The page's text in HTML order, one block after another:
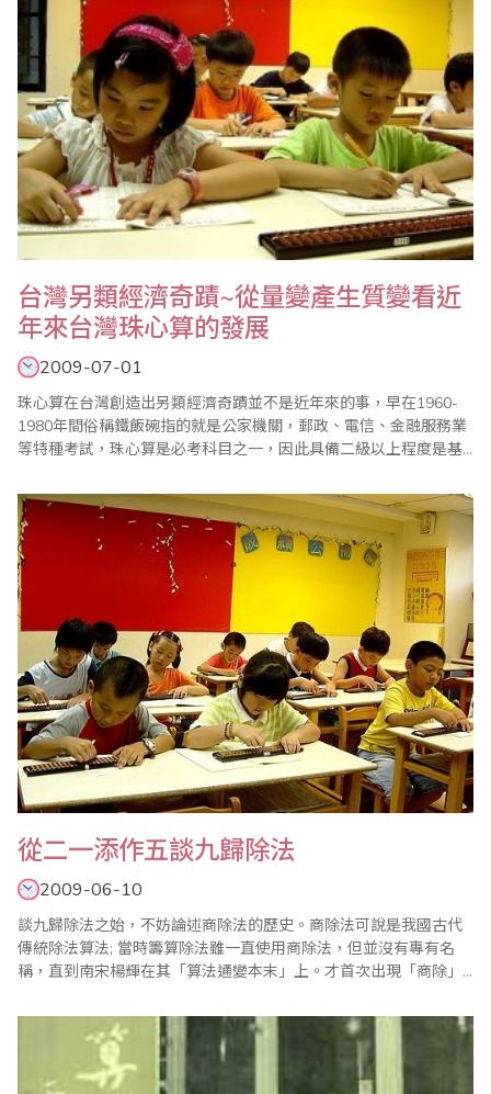
台灣另類經濟奇蹟~從量變產生質變看近
年來台灣珠心算的發展
2009-07-01
珠心算在台灣創造出另類經濟奇蹟並不是近年來的事，早在1960-
1980年間俗稱鐵飯碗指的就是公家機關，郵政、電信、金融服務業
等特種考試，珠心算是必考科目之一，因此具備二級以上程度是基
下的廣告詞可見一斑： 學習心算的好處→☆增強記憶力、注意力、
創造力☆加強數學理解力☆增強算數加減乘除計算能力與自信心☆
藉由專業訓練，可朔性..
從二一添作五談九歸除法
2009-06-10
談九歸除法之始，不妨論述商除法的歷史。商除法可說是我國古代
傳統除法算法; 當時籌算除法雖一直使用商除法，但並沒有專有名
稱，直到南宋楊輝在其「算法通變本末」上。才首次出現「商除」
圖式。楊輝的「日用算法」是現存最早的籌算商除完整圖示(略)。
到了宋朝「九歸歌訣」的產生，才逐漸形成用九歸運算的歸除法。
元代，算盤已普遍流行。歸除法..